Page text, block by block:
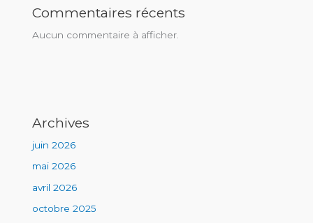
Commentaires récents
Aucun commentaire à afficher.
Archives
juin 2026
mai 2026
avril 2026
octobre 2025